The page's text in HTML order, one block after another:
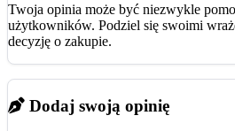
Twoja opinia może być niezwykle
użytkowników. Podziel się swoimi
decyzję o zakupie.
Dodaj swoją opinię